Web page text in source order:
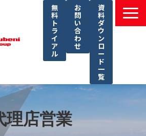
無
料
ト
ラ
イ
ア
ル
お
問
い
合
わ
せ
資
料
ダ
ウ
ン
ロ
ー
ド
一
覧
選ばれる理由
別ソリューション一覧
サービス一覧
理店営業